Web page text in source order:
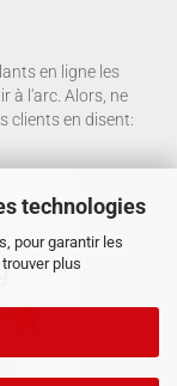
technologies
pour garantir les
plus
en ligne les
à l'arc. Alors, ne
clients en disent: